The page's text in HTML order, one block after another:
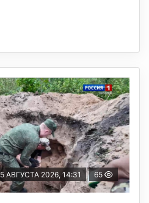
5 АВГУСТА 2026, 14:31 65